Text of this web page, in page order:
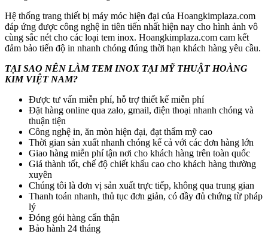
Hệ thống trang thiết bị máy móc hiện đại của Hoangkimplaza.com
đáp ứng được công nghệ in tiên tiến nhất hiện nay cho hình ảnh vô
cùng sắc nét cho các loại tem inox. Hoangkimplaza.com cam kết
đảm bảo tiến độ in nhanh chóng đúng thời hạn khách hàng yêu cầu.
TẠI SAO NÊN LÀM TEM INOX TẠI MỸ THUẬT HOÀNG
KIM VIỆT NAM?
Được tư vấn miễn phí, hỗ trợ thiết kế miễn phí
Đặt hàng online qua zalo, gmail, điện thoại nhanh chóng và
thuận tiện
Công nghệ in, ăn mòn hiện đại, đạt thẩm mỹ cao
Thời gian sản xuất nhanh chóng kể cả với các đơn hàng lớn
Giao hàng miễn phí tận nơi cho khách hàng trên toàn quốc
Giá thành tốt, chế độ chiết khấu cao cho khách hàng thường
xuyên
Chúng tôi là đơn vị sản xuất trực tiếp, không qua trung gian
Thanh toán nhanh, thủ tục đơn giản, có đầy đủ chứng từ pháp
lý
Đóng gói hàng cẩn thận
Bảo hành 24 tháng